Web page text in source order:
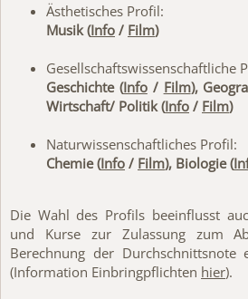
Ästhetisches Profil:
Musik (Info / Film)
Gesellschaftswissenschaftliche
Geschichte (Info/ Film),
Wirtschaft/ Politik (Info / Film)
Naturwissenschaftliches Profil:
Chemie (Info / Film), Biologie (
Die Wahl des Profils beeinflusst
und Kurse zur Zulassung zum
Berechnung der Durchschnittsnote
(Information Einbringpflichten hier).